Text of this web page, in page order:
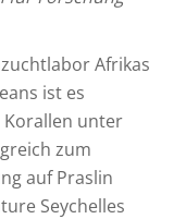
Afrikas
ist es
Korallen unter
zum
auf Praslin
Seychelles